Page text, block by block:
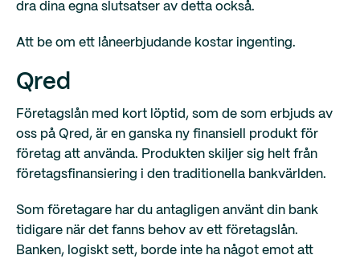
dra dina egna slutsatser av detta också.
Att be om ett låneerbjudande kostar ingenting.
Qred
Företagslån med kort löptid, som de som erbjuds av
oss på Qred, är en ganska ny finansiell produkt för
företag att använda. Produkten skiljer sig helt från
företagsfinansiering i den traditionella bankvärlden.
Som företagare har du antagligen använt din bank
tidigare när det fanns behov av ett företagslån.
Banken, logiskt sett, borde inte ha något emot att